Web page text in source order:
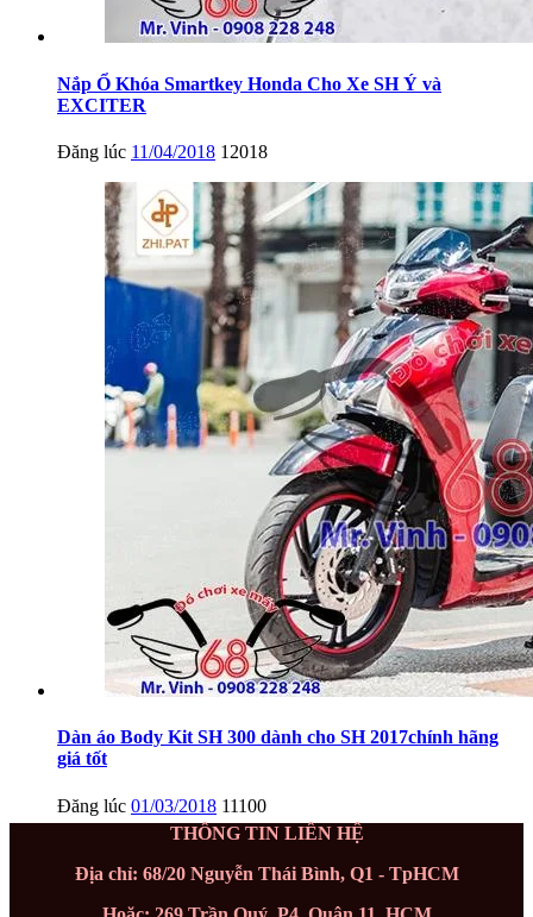
Nắp Ổ Khóa Smartkey Honda Cho Xe SH Ý và
EXCITER
Đăng lúc 11/04/2018 12018
Dàn áo Body Kit SH 300 dành cho SH 2017chính hãng
giá tốt
Đăng lúc 01/03/2018 11100
THÔNG TIN LIÊN HỆ
Địa chỉ: 68/20 Nguyễn Thái Bình, Q1 - TpHCM